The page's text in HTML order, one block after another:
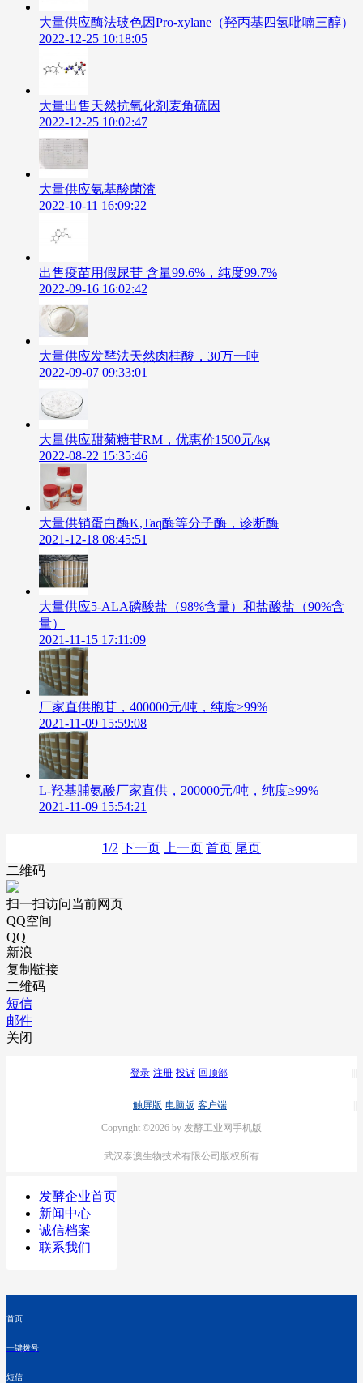
大量供应酶法玻色因Pro-xylane（羟丙基四氢吡喃三醇）
2022-12-25 10:18:05
大量出售天然抗氧化剂麦角硫因
2022-12-25 10:02:47
大量供应氨基酸菌渣
2022-10-11 16:09:22
出售疫苗用假尿苷 含量99.6%，纯度99.7%
2022-09-16 16:02:42
大量供应发酵法天然肉桂酸，30万一吨
2022-09-07 09:33:01
大量供应甜菊糖苷RM，优惠价1500元/kg
2022-08-22 15:35:46
大量供销蛋白酶K,Taq酶等分子酶，诊断酶
2021-12-18 08:45:51
大量供应5-ALA磷酸盐（98%含量）和盐酸盐（90%含
量）
2021-11-15 17:11:09
厂家直供胞苷，400000元/吨，纯度≥99%
2021-11-09 15:59:08
L-羟基脯氨酸厂家直供，200000元/吨，纯度≥99%
2021-11-09 15:54:21
1/2 下一页 上一页 首页 尾页
二维码
扫一扫访问当前网页
QQ空间
QQ
新浪
复制链接
二维码
短信
邮件
关闭
登录 注册 投诉 回顶部
触屏版 电脑版 客户端
Copyright ©2026 by 发酵工业网手机版
武汉泰澳生物技术有限公司版权所有
发酵企业首页
新闻中心
诚信档案
联系我们
首页
一键拨号
短信